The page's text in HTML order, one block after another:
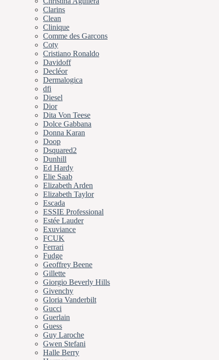
Clarins
Clean
Clinique
Comme des Garcons
Coty
Cristiano Ronaldo
Davidoff
Decléor
Dermalogica
dfi
Diesel
Dior
Dita Von Teese
Dolce Gabbana
Donna Karan
Doop
Dsquared2
Dunhill
Ed Hardy
Elie Saab
Elizabeth Arden
Elizabeth Taylor
Escada
ESSIE Professional
Estée Lauder
Exuviance
FCUK
Ferrari
Fudge
Geoffrey Beene
Gillette
Giorgio Beverly Hills
Givenchy
Gloria Vanderbilt
Gucci
Guerlain
Guess
Guy Laroche
Gwen Stefani
Halle Berry